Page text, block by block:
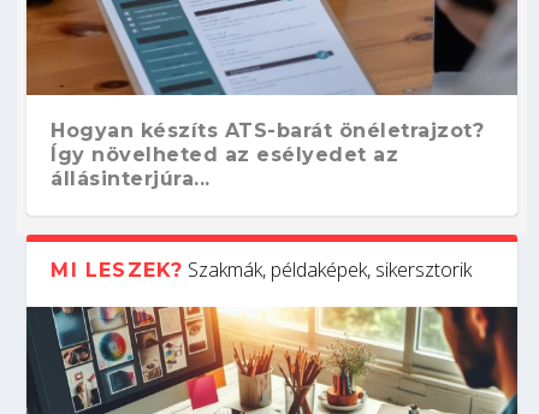
Hogyan készíts ATS-barát önéletrajzot?
Így növelheted az esélyedet az
állásinterjúra...
MI LESZEK? Szakmák, példaképek, sikersztorik